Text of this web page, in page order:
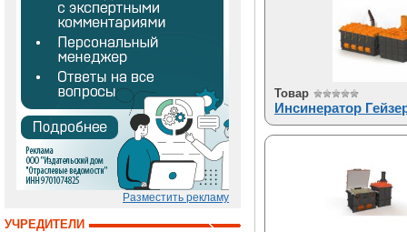
Разместить рекламу
УЧРЕДИТЕЛИ
Товар
Инсинератор